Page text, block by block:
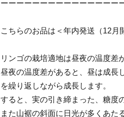
ーーーーーーーーーーーーーーー
こちらのお品は＜年内発送（12月
リンゴの栽培適地は昼夜の温度差
昼夜の温度差があると、昼は成長
を繰り返しながら成長します。
すると、実の引き締まった、糖度
また山裾の斜面に日光が多くあた